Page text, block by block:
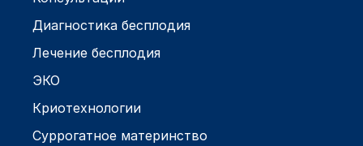
Диагностика бесплодия
Лечение бесплодия
ЭКО
Криотехнологии
Суррогатное материнство